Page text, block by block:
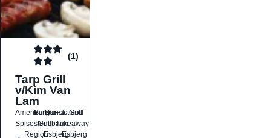
(1)
Tarp Grill
v/Kim Van
Lam
Amerikansk
BurgerDanskFastfood
Grill
SpisestederGrillbarerTakeaway
RegionEsbjergEsbjerg